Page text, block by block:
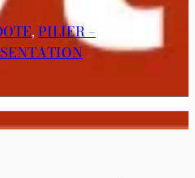
, PILIER –